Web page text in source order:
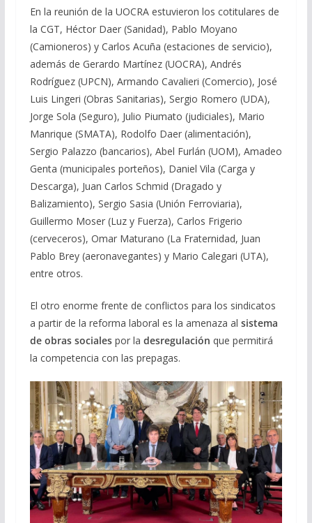
En la reunión de la UOCRA estuvieron los cotitulares de
la CGT, Héctor Daer (Sanidad), Pablo Moyano
(Camioneros) y Carlos Acuña (estaciones de servicio),
además de Gerardo Martínez (UOCRA), Andrés
Rodríguez (UPCN), Armando Cavalieri (Comercio), José
Luis Lingeri (Obras Sanitarias), Sergio Romero (UDA),
Jorge Sola (Seguro), Julio Piumato (judiciales), Mario
Manrique (SMATA), Rodolfo Daer (alimentación),
Sergio Palazzo (bancarios), Abel Furlán (UOM), Amadeo
Genta (municipales porteños), Daniel Vila (Carga y
Descarga), Juan Carlos Schmid (Dragado y
Balizamiento), Sergio Sasia (Unión Ferroviaria),
Guillermo Moser (Luz y Fuerza), Carlos Frigerio
(cerveceros), Omar Maturano (La Fraternidad, Juan
Pablo Brey (aeronavegantes) y Mario Calegari (UTA),
entre otros.
El otro enorme frente de conflictos para los sindicatos
a partir de la reforma laboral es la amenaza al sistema
de obras socialespor la desregulación que permitirá
la competencia con las prepagas.